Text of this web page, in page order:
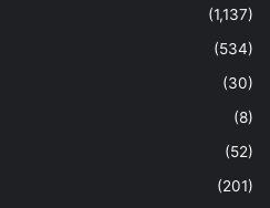
(1,137)
(534)
(30)
(8)
(52)
(201)